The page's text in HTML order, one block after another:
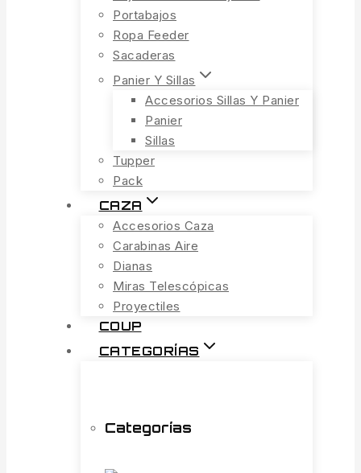
Portabajos
Ropa Feeder
Sacaderas
Panier Y Sillas
Accesorios Sillas Y Panier
Panier
Sillas
Tupper
Pack
CAZA
Accesorios Caza
Carabinas Aire
Dianas
Miras Telescópicas
Proyectiles
COUP
CATEGORÍAS
Categorías